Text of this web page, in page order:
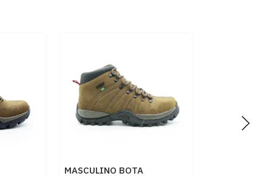
MASCULINO BOTA